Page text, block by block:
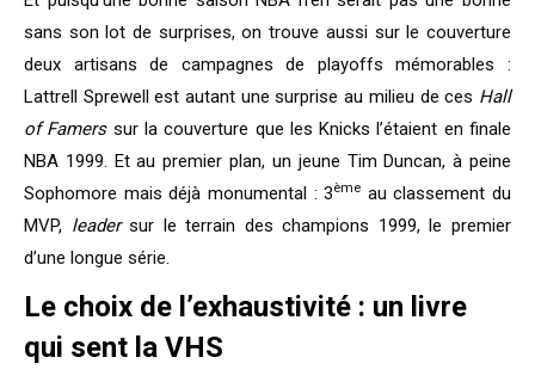
sans son lot de surprises, on trouve aussi sur le couverture
deux artisans de campagnes de playoffs mémorables :
Lattrell Sprewell est autant une surprise au milieu de ces Hall
of Famers sur la couverture que les Knicks l’étaient en finale
NBA 1999. Et au premier plan, un jeune Tim Duncan, à peine
Sophomore mais déjà monumental : 3ème au classement du
MVP, leadersur le terrain des champions 1999, le premier
d’une longue série.
Le choix de l’exhaustivité : un livre
qui sent la VHS